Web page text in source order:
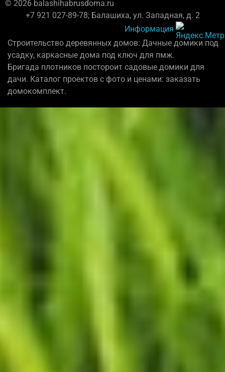
© 2026 balashihabrusdoma.ru
+7 921 027-89-78; Балашиха, ул. Западная, д. 2
Информация
Строительство деревянных домов: Дачные домики под
усадку, каркасные дома под ключ для пмж.
Бригада плотников постороит садовые домики для
дачи. Каталог проектов с фото и ценами: заказать
домокомплект.